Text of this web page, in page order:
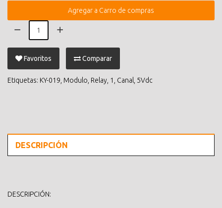
Agregar a Carro de compras
Favoritos Comparar
Etiquetas: KY-019 Modulo Relay 1 Canal 5Vdc
DESCRIPCIÓN
DESCRIPCIÓN: